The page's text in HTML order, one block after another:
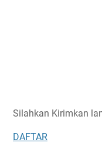
Silahkan Kirimkan
DAFTAR